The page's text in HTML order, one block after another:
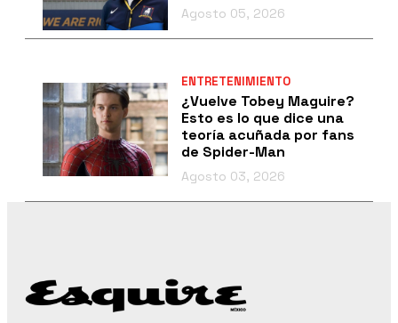
Agosto 05, 2026
ENTRETENIMIENTO
¿Vuelve Tobey Maguire?
Esto es lo que dice una
teoría acuñada por fans
de Spider-Man
Agosto 03, 2026